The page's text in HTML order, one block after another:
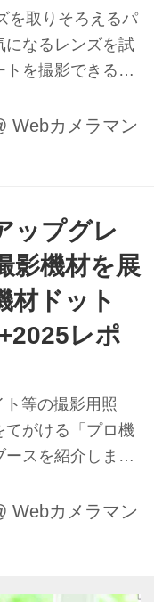
を取りそろえるパ
になるレンズを試
トを撮影できるセ
催する。定員は15
は要チェック！
Webカメラマン
ップグレ
影機材を展
材ドット
レポ
等の撮影用照
てがける「プロ機
スを紹介しま
Webカメラマン